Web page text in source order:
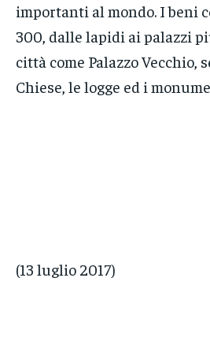
importanti al mondo. I beni
300, dalle lapidi ai palazzi
città come Palazzo Vecchio,
Chiese, le logge ed i
(13 luglio 2017)